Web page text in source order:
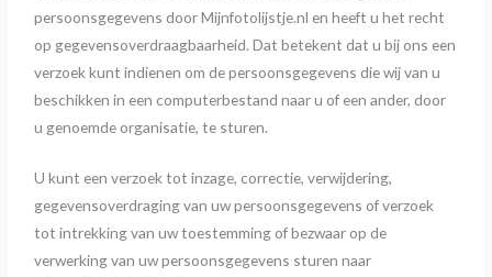
persoonsgegevens door Mijnfotolijstje.nl en heeft u het recht
op gegevensoverdraagbaarheid. Dat betekent dat u bij ons een
verzoek kunt indienen om de persoonsgegevens die wij van u
beschikken in een computerbestand naar u of een ander, door
u genoemde organisatie, te sturen.
U kunt een verzoek tot inzage, correctie, verwijdering,
gegevensoverdraging van uw persoonsgegevens of verzoek
tot intrekking van uw toestemming of bezwaar op de
verwerking van uw persoonsgegevens sturen naar